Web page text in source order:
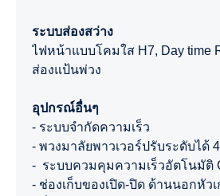
ระบบส่องสว่าง
ไฟหน้าแบบโคมใส H7, Day time
ส่องแป้นพ่วง
อุปกรณ์อื่นๆ
- ระบบจำกัดความเร็ว
- พวงมาลัยพาวเวอร์ปรับระดับได้
- ระบบควมคุมความเร็วอัตโนมัติ
- ช่องเก็บของเปิด-ปิด ด้านนอกหัว